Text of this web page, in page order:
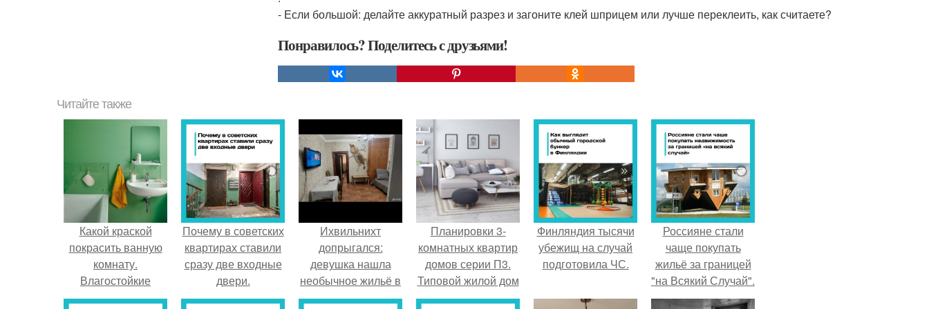
- Если большой: делайте аккуратный разрез и загоните клей шприцем или лучше переклеить, как считаете?
Понравилось? Поделитесь с друзьями!
Читайте также
Какой краской
покрасить ванную
комнату.
Влагостойкие
краски
Почему в советских
квартирах ставили
сразу две входные
двери.
Ихвильнихт
допрыгался:
девушка нашла
необычное жильё в
Пятигорске.
Планировки 3-
комнатных квартир
домов серии П3.
Типовой жилой дом
серии П-3
Финляндия тысячи
убежищ на случай
подготовила ЧС.
Россияне стали
чаще покупать
жильё за границей
"на Всякий Случай".